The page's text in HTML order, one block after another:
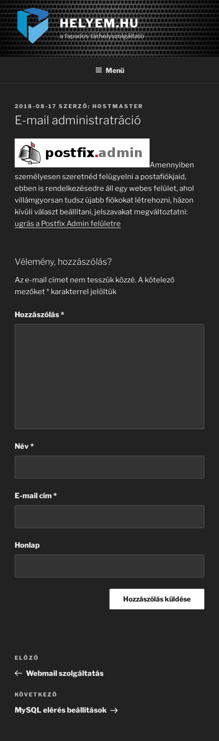
Tartalomhoz
HELYEM.HU
a fapados tárhelyszolgáltató
Menü
BEKÜLDVE:
2018-08-17 SZERZŐ: HOSTMASTER
E-mail administratráció
Amennyiben
személyesen szeretnéd felügyelni a postafiókjaid,
ebben is rendelkezésedre áll egy webes felület, ahol
villámgyorsan tudsz újabb fiókokat létrehozni, házon
kívüli választ beállítani, jelszavakat megváltoztatni:
ugrás a Postfix Admin felületre
Vélemény, hozzászólás?
Az e-mail címet nem tesszük közzé.A kötelező
mezőket* karakterrel jelöltük
Hozzászólás*
Név*
E-mail cím*
Honlap
Bejegyzés
Korábbi
bejegyzés
ELŐZŐ
Webmail szolgáltatás
Következő
bejegyzés
KÖVETKEZŐ
MySQL elérés beállítások